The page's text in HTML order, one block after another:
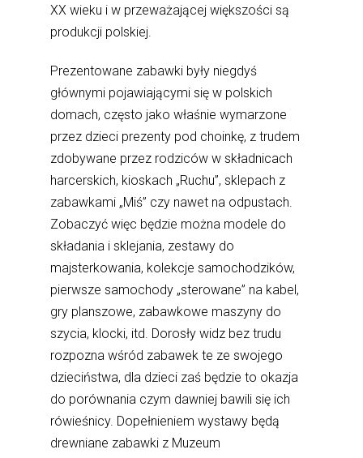
XX wieku i w przeważającej większości są
produkcji polskiej.
Prezentowane zabawki były niegdyś
głównymi pojawiającymi się w polskich
domach, często jako właśnie wymarzone
przez dzieci prezenty pod choinkę, z trudem
zdobywane przez rodziców w składnicach
harcerskich, kioskach „Ruchu”, sklepach z
zabawkami „Miś” czy nawet na odpustach.
Zobaczyć więc będzie można modele do
składania i sklejania, zestawy do
majsterkowania, kolekcje samochodzików,
pierwsze samochody „sterowane” na kabel,
gry planszowe, zabawkowe maszyny do
szycia, klocki, itd. Dorosły widz bez trudu
rozpozna wśród zabawek te ze swojego
dzieciństwa, dla dzieci zaś będzie to okazja
do porównania czym dawniej bawili się ich
rówieśnicy. Dopełnieniem wystawy będą
drewniane zabawki z Muzeum